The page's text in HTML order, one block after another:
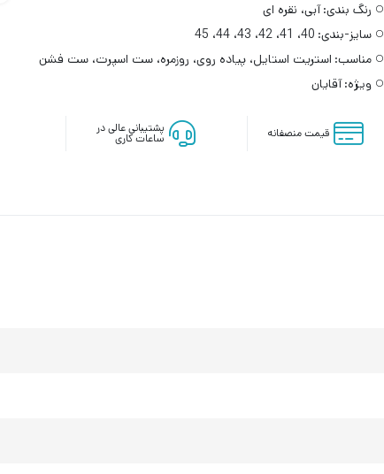
رنگ بندی:آبی، نقره ای
سایز-بندی: 40، 41، 42، 43، 44، 45
مناسب: استریت استایل، پیاده روی، روزمره، ست اسپرت، ست فشن
ویژه:آقایان
قیمت منصفانه پشتیبانی عالی در
ساعات کاری